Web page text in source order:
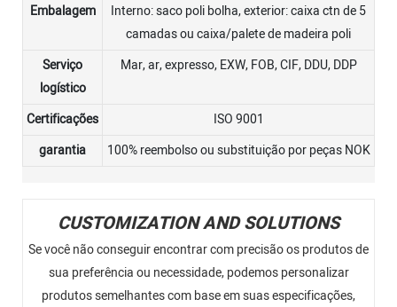
Embalagem
Interno: saco poli bolha, exterior: caixa ctn de 5
camadas ou caixa/palete de madeira poli
Serviço
logístico
Mar, ar, expresso, EXW, FOB, CIF, DDU, DDP
Certificações
ISO 9001
garantia
100% reembolso ou substituição por peças NOK
CUSTOMIZATION AND SOLUTIONS
Se você não conseguir encontrar com precisão os produtos de
sua preferência ou necessidade, podemos personalizar
produtos semelhantes com base em suas especificações,